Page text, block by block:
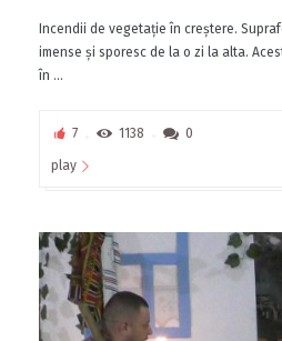
Incendii de vegetație în creștere.
imense și sporesc de la o zi la alta.
în ...
7 1138 0
play